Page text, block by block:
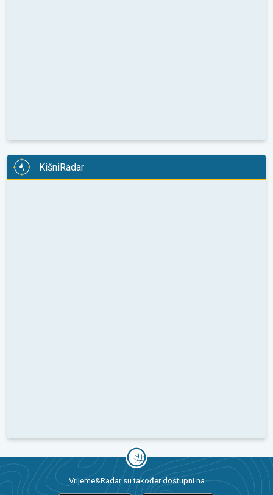
KišniRadar
Vrijeme&Radar su također dostupni na